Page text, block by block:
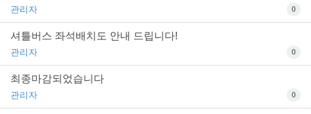
관리자 0
셔틀버스 좌석배치도 안내 드립니다!
관리자 0
최종마감되었습니다
관리자 0